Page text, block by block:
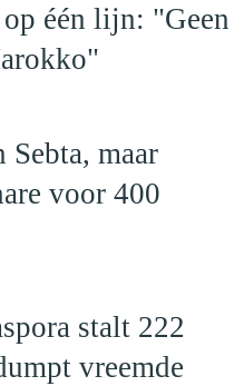
één lijn: "Geen
maar
voor 400
stalt 222
vreemde